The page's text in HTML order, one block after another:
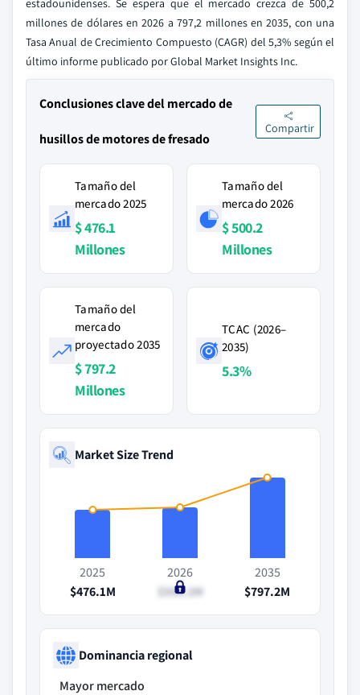
estadounidenses. Se espera que el mercado crezca de 500,2
millones de dólares en 2026 a 797,2 millones en 2035, con una
Tasa Anual de Crecimiento Compuesto (CAGR) del 5,3% según el
último informe publicado por Global Market Insights Inc.
Conclusiones clave del mercado de
husillos de motores de fresado
Compartir
Tamaño del
mercado 2025
$ 476.1
Millones
Tamaño del
mercado 2026
$ 500.2
Millones
Tamaño del
mercado
proyectado 2035
$ 797.2
Millones
TCAC (2026–
2035)
5.3%
Market Size Trend
2025
$476.1M
2026
$500.2M
2035
$797.2M
Dominancia regional
Mayor mercado